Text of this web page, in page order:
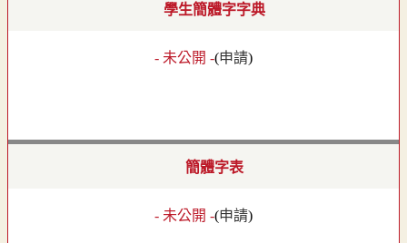
學生簡體字字典
- 未公開 -(申請)
簡體字表
- 未公開 -(申請)